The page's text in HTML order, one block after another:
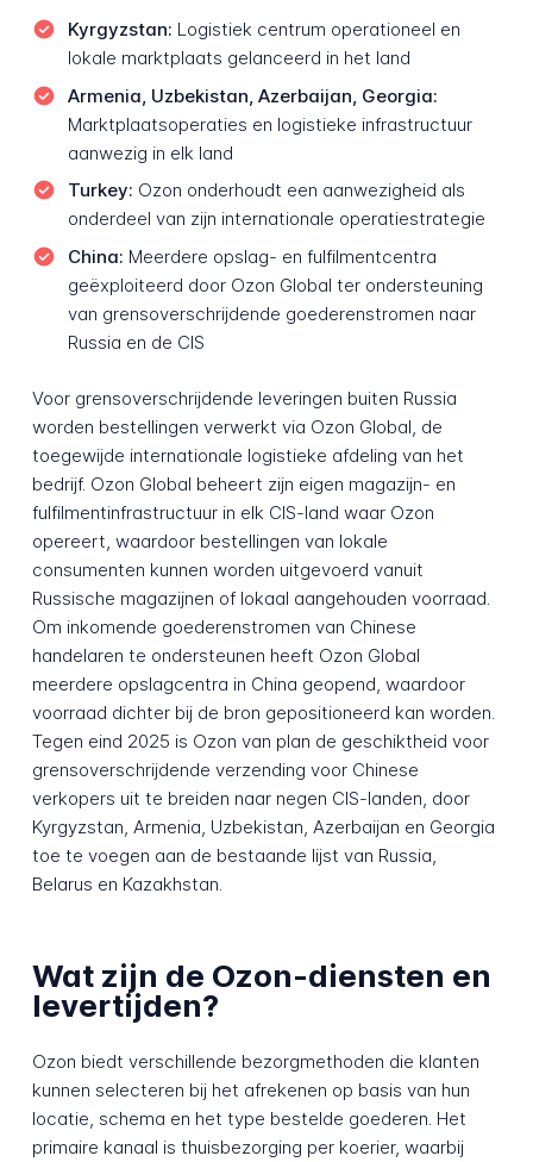
Kyrgyzstan: Logistiek centrum operationeel en
lokale marktplaats gelanceerd in het land
Armenia, Uzbekistan, Azerbaijan, Georgia:
Marktplaatsoperaties en logistieke infrastructuur
aanwezig in elk land
Turkey: Ozon onderhoudt een aanwezigheid als
onderdeel van zijn internationale operatiestrategie
China: Meerdere opslag- en fulfilmentcentra
geëxploiteerd door Ozon Global ter ondersteuning
van grensoverschrijdende goederenstromen naar
Russia en de CIS
Voor grensoverschrijdende leveringen buiten Russia
worden bestellingen verwerkt via Ozon Global, de
toegewijde internationale logistieke afdeling van het
bedrijf. Ozon Global beheert zijn eigen magazijn- en
fulfilmentinfrastructuur in elk CIS-land waar Ozon
opereert, waardoor bestellingen van lokale
consumenten kunnen worden uitgevoerd vanuit
Russische magazijnen of lokaal aangehouden voorraad.
Om inkomende goederenstromen van Chinese
handelaren te ondersteunen heeft Ozon Global
meerdere opslagcentra in China geopend, waardoor
voorraad dichter bij de bron gepositioneerd kan worden.
Tegen eind 2025 is Ozon van plan de geschiktheid voor
grensoverschrijdende verzending voor Chinese
verkopers uit te breiden naar negen CIS-landen, door
Kyrgyzstan, Armenia, Uzbekistan, Azerbaijan en Georgia
toe te voegen aan de bestaande lijst van Russia,
Belarus en Kazakhstan.
Wat zijn de Ozon-diensten en
levertijden?
Ozon biedt verschillende bezorgmethoden die klanten
kunnen selecteren bij het afrekenen op basis van hun
locatie, schema en het type bestelde goederen. Het
primaire kanaal is thuisbezorging per koerier, waarbij